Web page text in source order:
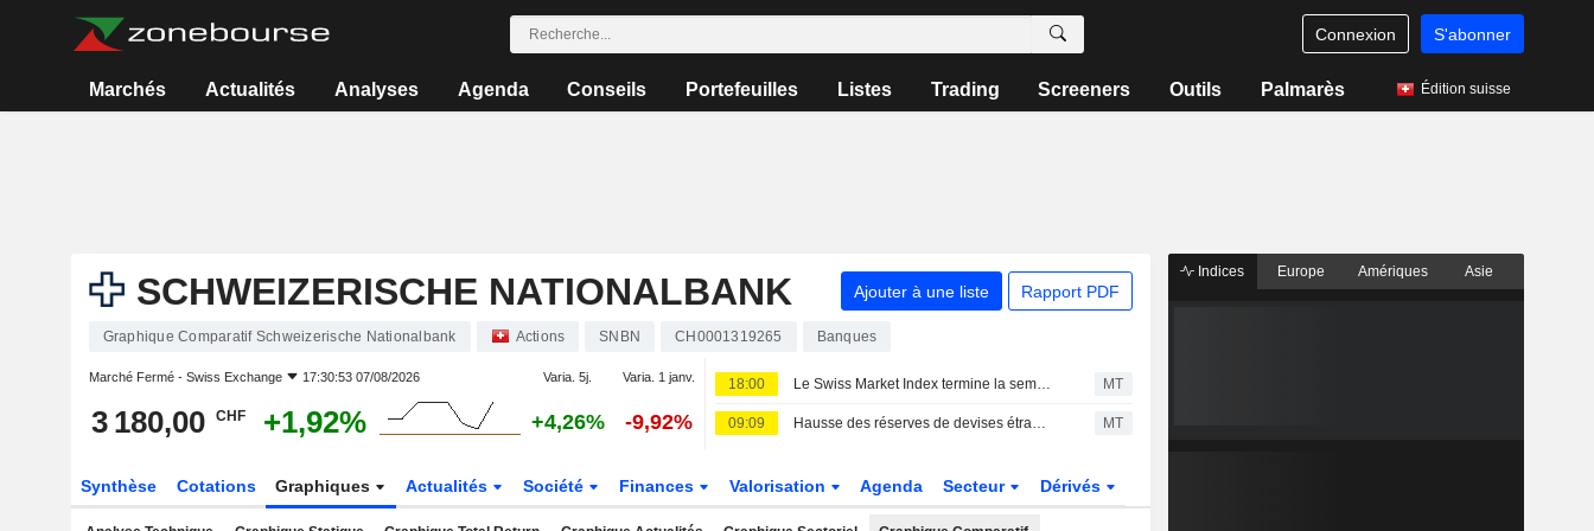
Connexion S'abonner
Marchés Actualités Analyses Agenda Conseils Portefeuilles Listes Trading Screeners Outils Palmarès Édition suisse
SCHWEIZERISCHE NATIONALBANK Ajouter à une liste Rapport PDF
Graphique Comparatif Schweizerische Nationalbank Actions SNBN CH0001319265 Banques
Marché Fermé - Swiss Exchange 17:30:53 07/08/2026 Varia. 5j. Varia. 1 janv.
3 180,00 CHF +1,92% +4,26% -9,92%
18:00 Le Swiss Market Index termine la semaine sur une note positive ; Amrize chute MT
09:09 Hausse des réserves de devises étrangères de la Suisse en juillet MT
Synthèse Cotations Graphiques Actualités Société Finances Valorisation Agenda Secteur Dérivés
Indices Europe Amériques Asie